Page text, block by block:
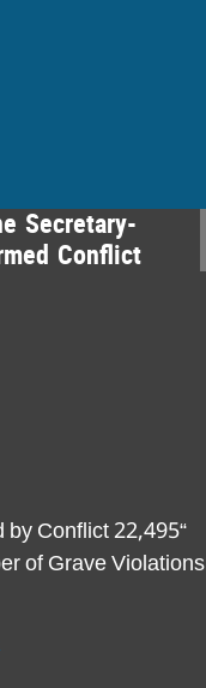
Secretary-
Conflict.
by Conflict
of Grave Violations